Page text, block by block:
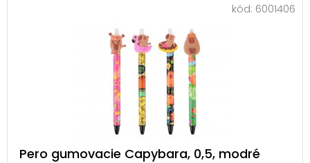
kód: 6001406
Pero gumovacie Capybara, 0,5, modré